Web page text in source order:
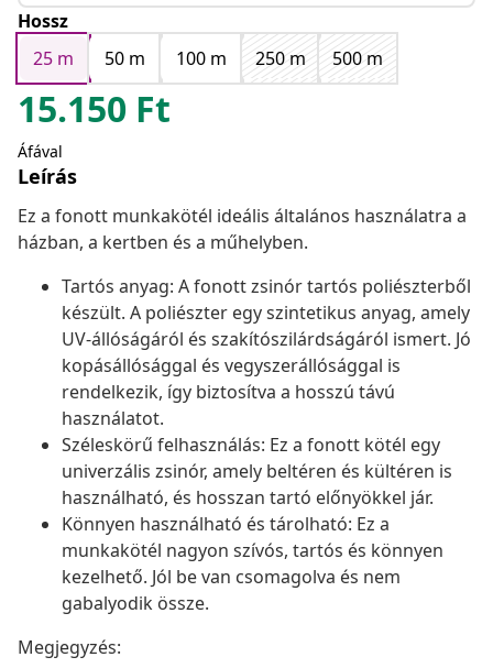
Hossz
25 m
50 m 100 m 250 m 500 m
15.150 Ft
Áfával
Leírás
Ez a fonott munkakötél ideális általános használatra a
házban, a kertben és a műhelyben.
Tartós anyag: A fonott zsinór tartós poliészterből
készült. A poliészter egy szintetikus anyag, amely
UV-állóságáról és szakítószilárdságáról ismert. Jó
kopásállósággal és vegyszerállósággal is
rendelkezik, így biztosítva a hosszú távú
használatot.
Széleskörű felhasználás: Ez a fonott kötél egy
univerzális zsinór, amely beltéren és kültéren is
használható, és hosszan tartó előnyökkel jár.
Könnyen használható és tárolható: Ez a
munkakötél nagyon szívós, tartós és könnyen
kezelhető. Jól be van csomagolva és nem
gabalyodik össze.
Megjegyzés: